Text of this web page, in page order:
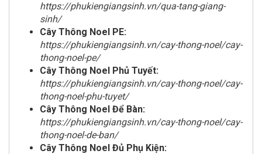
https://phukiengiangsinh.vn/qua-tang-giang-
sinh/
Cây Thông Noel PE:
https://phukiengiangsinh.vn/cay-thong-noel/cay-
thong-noel-pe/
Cây Thông Noel Phủ Tuyết:
https://phukiengiangsinh.vn/cay-thong-noel/cay-
thong-noel-phu-tuyet/
Cây Thông Noel Để Bàn:
https://phukiengiangsinh.vn/cay-thong-noel/cay-
thong-noel-de-ban/
Cây Thông Noel Đủ Phụ Kiện: